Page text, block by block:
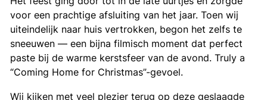
voor een prachtige afsluiting van het jaar. Toen wij
uiteindelijk naar huis vertrokken, begon het zelfs te
sneeuwen — een bijna filmisch moment dat perfect
paste bij de warme kerstsfeer van de avond. Truly a
“Coming Home for Christmas”-gevoel.
Wij kijken met veel plezier terug op deze geslaagde